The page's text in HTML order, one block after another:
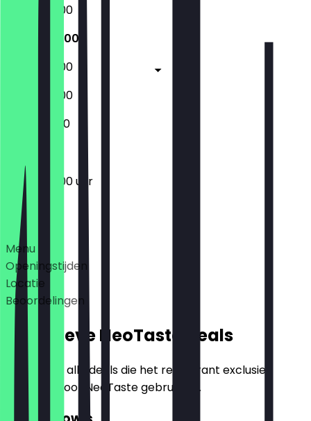
09:00 - 16:00
09:00 - 16:00
09:00 - 16:00
09:00 - 16:00
10:00 - 16:00
09:00 - 16:00 uur
Deals
Menu
Openingstijden
Locatie
Beoordelingen
Exclusieve NeoTaste Deals
Hier vind je alle deals die het restaurant exclusief
aanbiedt voor NeoTaste gebruikers.